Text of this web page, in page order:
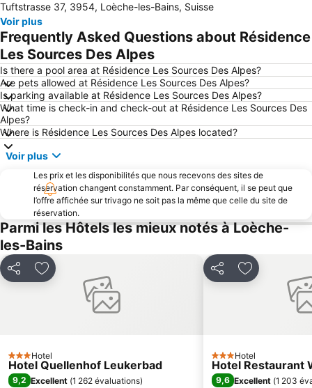
Adelboden-Frutigen
4 Vallées
Gare de Zermatt
Ski Weltcup Adelboden
Skigebiet Saas-Fee
Station Interlaken East
Rinderberg
Simplonpass
Zinal
Glacier d'Aletsch
Int. Trucker & Country Festival
Parc naturel Blausee
Le Lac Noir
Visites guidées de la ville de Thoune
San Domenico Ski
Gstaad Mountain Rides
Zermatt Marathon
Les Mosses - La Lècherette
Leysin Oxygène des Alpes
AgriMesse Thun-Expo
Wengen Bahnhof
Stockhorn
Bahnhof Lauterbrunnen
Breuil-Cervinia
Burgerbad Therme
St Beatus Höhlen
Station de ski First
Paradis du Ski du Mont Cervin
Golfclub Interlaken-Unterseen
Cervin Glacier Paradise
Station Leukerbad
Tuftstrasse 37, 3954, Loèche-les-Bains, Suisse
Voir plus
Frequently Asked Questions about Résidence
Les Sources Des Alpes
Is there a pool area at Résidence Les Sources Des Alpes?
Are pets allowed at Résidence Les Sources Des Alpes?
Is parking available at Résidence Les Sources Des Alpes?
What time is check-in and check-out at Résidence Les Sources Des
Alpes?
Where is Résidence Les Sources Des Alpes located?
Voir plus
Les prix et les disponibilités que nous recevons des sites de
réservation changent constamment. Par conséquent, il se peut que
l’offre affichée sur trivago ne soit pas la même que celle du site de
réservation.
Parmi les Hôtels les mieux notés à Loèche-
les-Bains
PartagerAjouter à mes favoris
3 Étoiles
Hotel
Hotel Quellenhof Leukerbad
9,2 Excellent (1 262 évaluations)
PartagerAjouter à
3 Étoiles
Hotel
Hotel Restaurant
9,6 Excellent (1 203